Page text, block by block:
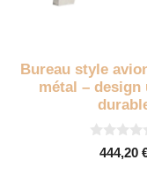
Bureau style
métal – design
s444,20